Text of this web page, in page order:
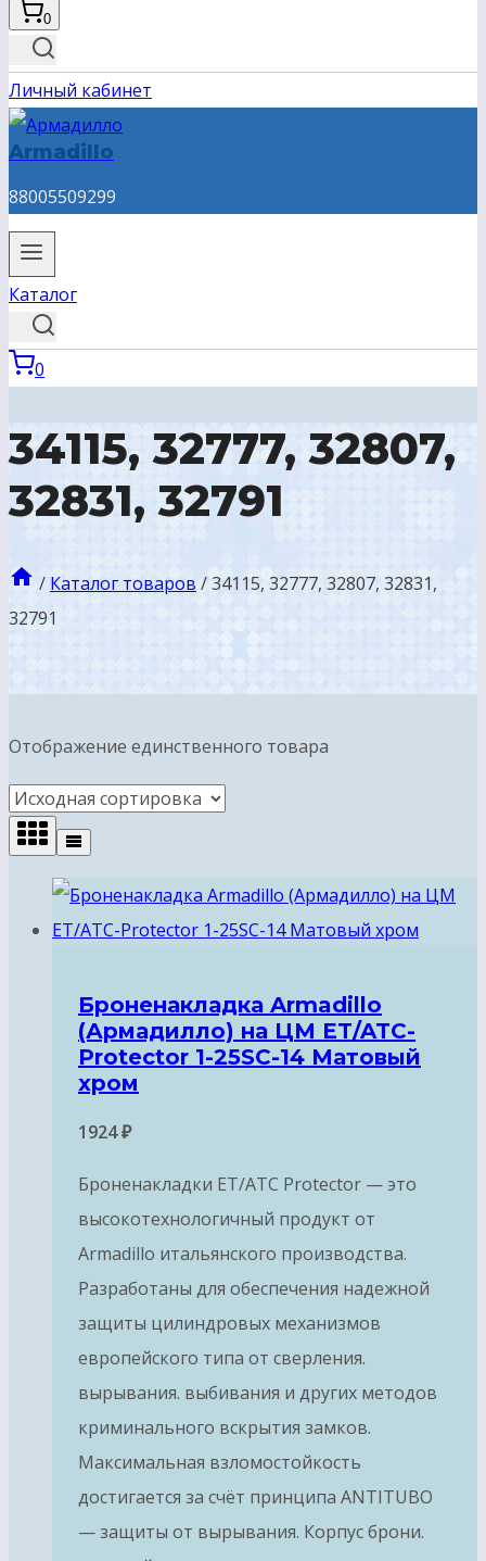
0
Личный кабинет
Armadillo
88005509299
Каталог
0
34115, 32777, 32807,
32831, 32791
/ Каталог товаров /34115, 32777, 32807, 32831,
32791
Отображение единственного товара
Броненакладка Armadillo
(Армадилло) на ЦМ ET/ATC-
Protector 1-25SC-14 Матовый
хром
1924₽
Броненакладки ET/ATC Protector — это
высокотехнологичный продукт от
Armadillo итальянского производства.
Разработаны для обеспечения надежной
защиты цилиндровых механизмов
европейского типа от сверления.
вырывания. выбивания и других методов
криминального вскрытия замков.
Максимальная взломостойкость
достигается за счёт принципа ANTITUBO
— защиты от вырывания. Корпус брони.